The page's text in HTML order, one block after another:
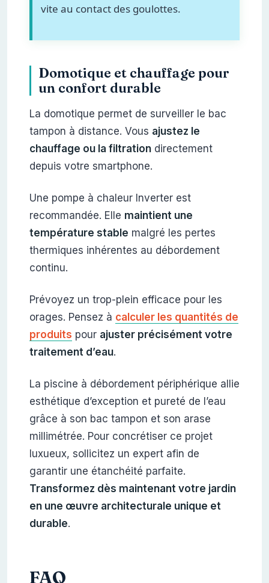
vite au contact des goulottes.
Domotique et chauffage pour
un confort durable
La domotique permet de surveiller le bac
tampon à distance. Vous ajustez le
chauffage ou la filtrationdirectement
depuis votre smartphone.
Une pompe à chaleur Inverter est
recommandée. Elle maintient une
température stable malgré les pertes
thermiques inhérentes au débordement
continu.
Prévoyez un trop-plein efficace pour les
orages. Pensez à calculer les quantités de
produits pour ajuster précisément votre
traitement d’eau.
La piscine à débordement périphérique allie
esthétique d’exception et pureté de l’eau
grâce à son bac tampon et son arase
millimétrée. Pour concrétiser ce projet
luxueux, sollicitez un expert afin de
garantir une étanchéité parfaite.
Transformez dès maintenant votre jardin
en une œuvre architecturale unique et
durable.
FAQ